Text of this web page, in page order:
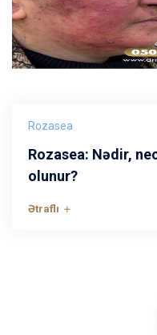
Rozasea
Rozasea: Nədir,
olunur?
Ətraflı